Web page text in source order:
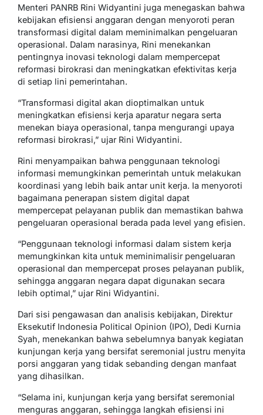
Menteri PANRB Rini Widyantini juga menegaskan bahwa
kebijakan efisiensi anggaran dengan menyoroti peran
transformasi digital dalam meminimalkan pengeluaran
operasional. Dalam narasinya, Rini menekankan
pentingnya inovasi teknologi dalam mempercepat
reformasi birokrasi dan meningkatkan efektivitas kerja
di setiap lini pemerintahan.
“Transformasi digital akan dioptimalkan untuk
meningkatkan efisiensi kerja aparatur negara serta
menekan biaya operasional, tanpa mengurangi upaya
reformasi birokrasi,” ujar Rini Widyantini.
Rini menyampaikan bahwa penggunaan teknologi
informasi memungkinkan pemerintah untuk melakukan
koordinasi yang lebih baik antar unit kerja. Ia menyoroti
bagaimana penerapan sistem digital dapat
mempercepat pelayanan publik dan memastikan bahwa
pengeluaran operasional berada pada level yang efisien.
“Penggunaan teknologi informasi dalam sistem kerja
memungkinkan kita untuk meminimalisir pengeluaran
operasional dan mempercepat proses pelayanan publik,
sehingga anggaran negara dapat digunakan secara
lebih optimal,” ujar Rini Widyantini.
Dari sisi pengawasan dan analisis kebijakan, Direktur
Eksekutif Indonesia Political Opinion (IPO), Dedi Kurnia
Syah, menekankan bahwa sebelumnya banyak kegiatan
kunjungan kerja yang bersifat seremonial justru menyita
porsi anggaran yang tidak sebanding dengan manfaat
yang dihasilkan.
“Selama ini, kunjungan kerja yang bersifat seremonial
menguras anggaran, sehingga langkah efisiensi ini